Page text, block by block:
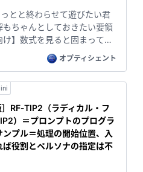
とと終わらせて遊びたい君
ちゃんとしておきたい要領
】数式を見ると固まってし
教材の構成を俯瞰したい先
情報】AIの内部処理まで確
ルートでスッキリ表示。
だけ知りたい！」という君
力。 参考書の“解答
めるモードです。 【苦手
オプティシェント
RF‑TIP2（ラディカル・フ
）＝プロンプトのプログラ
ンプル＝処理の開始位置、入
役割とペルソナの指定は不